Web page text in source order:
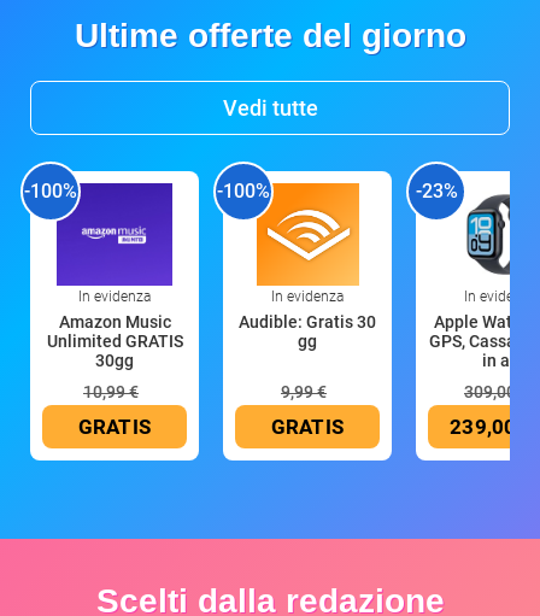
Ultime offerte del giorno
Vedi tutte
-100%
In evidenza
Amazon Music
Unlimited GRATIS
30gg
10,99 €
GRATIS
-100%
In evidenza
Audible: Gratis 30
gg
9,99 €
GRATIS
-23%
In evidenza
Apple Watch
GPS, Cassa
in all
309,00 €
239,00 €
Scelti dalla redazione